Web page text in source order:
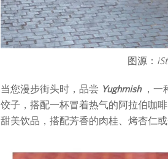
图源：
当您漫步街头时，品尝 Yughmish，一
饺子，搭配一杯冒着热气的阿拉伯咖啡
甜美饮品，搭配芳香的肉桂、烤杏仁